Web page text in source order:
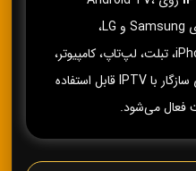
Android Box، تلویزیون‌های Samsung و LG،
گوشی‌های Android و iPhone، تبلت، لپ‌تاپ، کامپیوتر،
Fire TV و سایر دستگاه‌های سازگار با IPTV قابل استفاده
فعال می‌شود.